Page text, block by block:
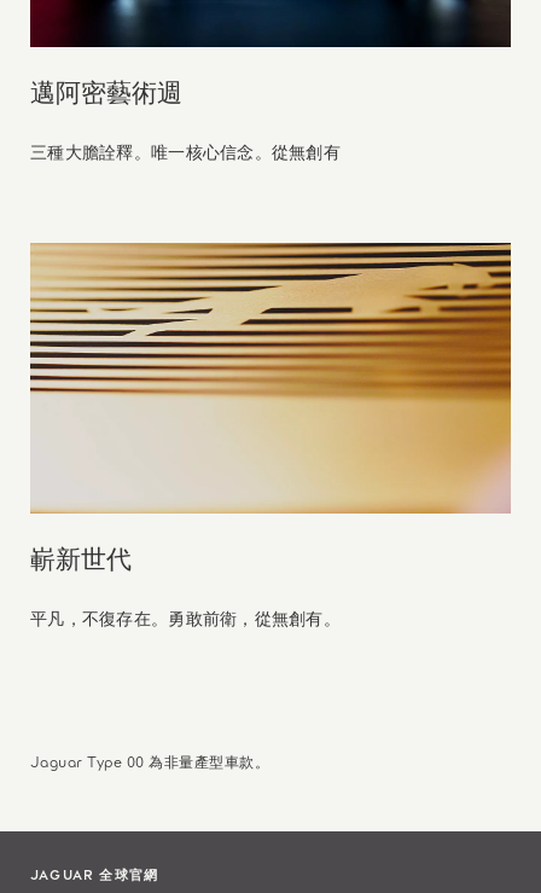
邁阿密藝術週
三種大膽詮釋。唯一核心信念。從無創有
嶄新世代
平凡，不復存在。勇敢前衛，從無創有。
Jaguar Type 00 為非量產型車款。
JAGUAR 全球官網